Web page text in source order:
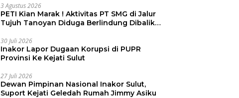
3 Agustus 2026
PETI Kian Marak ! Aktivitas PT SMG di Jalur
Tujuh Tanoyan Diduga Berlindung Dibalik
30 Juli 2026
Inakor Lapor Dugaan Korupsi di PUPR
Provinsi Ke Kejati Sulut
27 Juli 2026
Dewan Pimpinan Nasional Inakor Sulut,
Suport Kejati Geledah Rumah Jimmy Asiku